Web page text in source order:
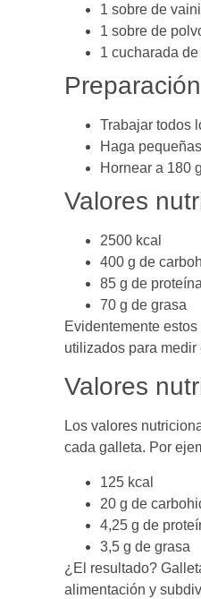
1 sobre de
1 sobre de
1 cucharada
Preparación
Trabajar todos
Haga
Hornear a 180
Valores
2500 kcal
400 g de
85 g de proteína
70 g de grasa
Evidentemente
utilizados para
Valores
Los valores
cada galleta. Por
125 kcal
20 g de
4,25 g de
3,5 g de grasa
¿El resultado?
alimentación y